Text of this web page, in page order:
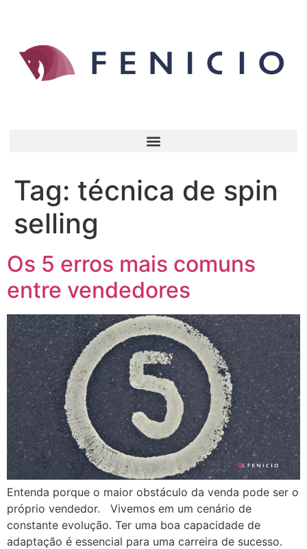
Tag: técnica de spin
selling
Os 5 erros mais comuns
entre vendedores
Entenda porque o maior obstáculo da venda pode ser o
próprio vendedor. Vivemos em um cenário de
constante evolução. Ter uma boa capacidade de
adaptação é essencial para uma carreira de sucesso.